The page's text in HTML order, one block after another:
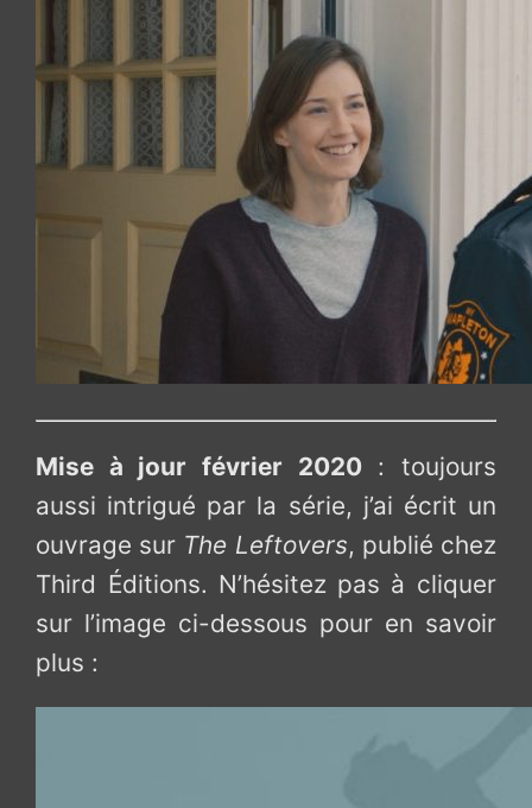
Mise à jour février 2020: toujours
aussi intrigué par la série, j’ai écrit un
ouvrage sur The Leftovers, publié chez
Third Éditions. N’hésitez pas à cliquer
sur l’image ci-dessous pour en savoir
plus :